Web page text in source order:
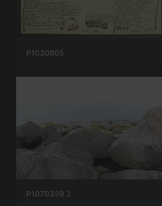
P1030805
P1070339 2